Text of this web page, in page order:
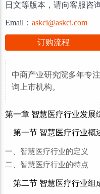
日文等版本，请向客服咨询
Email： askci@askci.com
订购流程
中商产业研究院多年专
询上市机构。
第一章 智慧医疗行业发展
第一节 智慧医疗行业概
一、智慧医疗行业的定义
二、智慧医疗行业的特点
第二节 智慧医疗行业组